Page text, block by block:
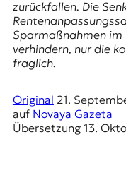
E
K
D
E
zurückfallen. Die
Sparmaßnahmen
verhindern, nur die
fraglich.
Original 21.
auf Novaya Gazeta
Übersetzung 13.